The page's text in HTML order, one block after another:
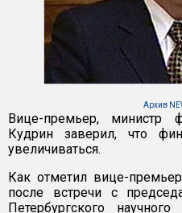
Архив
Вице-премьер, министр
Кудрин заверил, что
увеличиваться.
Как отметил вице-
после встречи с
Петербургского